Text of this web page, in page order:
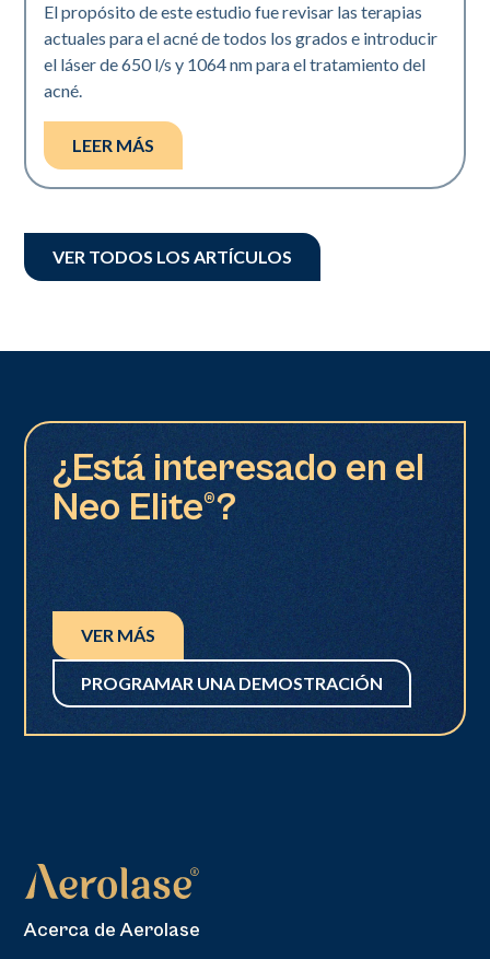
El propósito de este estudio fue revisar las terapias
actuales para el acné de todos los grados e introducir
el láser de 650 l/s y 1064 nm para el tratamiento del
acné.
LEER MÁS
VER TODOS LOS ARTÍCULOS
¿Está interesado en el
Neo Elite®?
VER MÁS
PROGRAMAR UNA DEMOSTRACIÓN
Acerca de Aerolase